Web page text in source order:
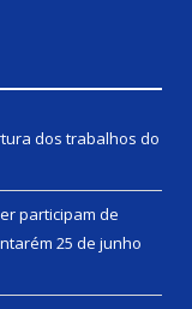
dos trabalhos do
participam de
25 de junho